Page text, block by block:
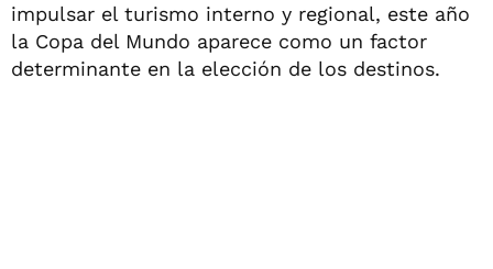
impulsar el turismo interno y regional, este año
la Copa del Mundo aparece como un factor
determinante en la elección de los destinos.